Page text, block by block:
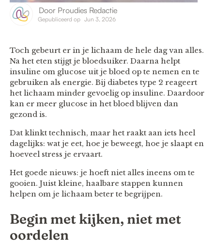
Door Proudies Redactie
Gepubliceerd op Jun 3, 2026
Toch gebeurt er in je lichaam de hele dag van alles.
Na het eten stijgt je bloedsuiker. Daarna helpt
insuline om glucose uit je bloed op te nemen en te
gebruiken als energie. Bij diabetes type 2 reageert
het lichaam minder gevoelig op insuline. Daardoor
kan er meer glucose in het bloed blijven dan
gezond is.
Dat klinkt technisch, maar het raakt aan iets heel
dagelijks: wat je eet, hoe je beweegt, hoe je slaapt en
hoeveel stress je ervaart.
Het goede nieuws: je hoeft niet alles ineens om te
gooien. Juist kleine, haalbare stappen kunnen
helpen om je lichaam beter te begrijpen.
Begin met kijken, niet met
oordelen